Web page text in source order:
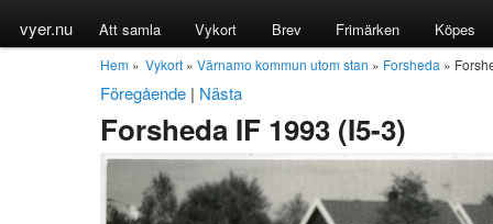
vyer.nu Att samla Vykort Brev Frimärken Köpes
Hem » Vykort » Värnamo kommun utom stan » Forsheda »
Föregående | Nästa
Forsheda IF 1993 (I5-3)